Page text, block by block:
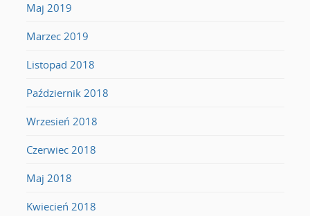
Maj 2019
Marzec 2019
Listopad 2018
Październik 2018
Wrzesień 2018
Czerwiec 2018
Maj 2018
Kwiecień 2018